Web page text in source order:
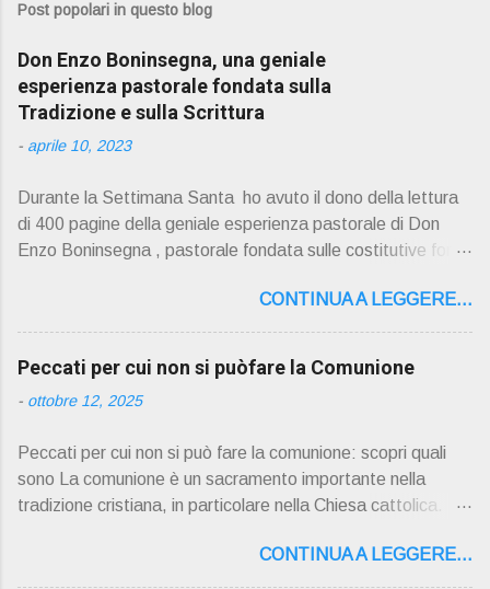
Post popolari in questo blog
Don Enzo Boninsegna, una geniale
esperienza pastorale fondata sulla
Tradizione e sulla Scrittura
- aprile 10, 2023
Durante la Settimana Santa ho avuto il dono della lettura
di 400 pagine della geniale esperienza pastorale di Don
Enzo Boninsegna , pastorale fondata sulle costitutive fon ti
Dio giunta in continuit à ecclesiale a noi per mezzo di Gesù,
degli Apostoli e dei loro successori . Io don Gino Oliosi v
orrei contribuire ad una lettura non pregiudiziale su don
Enzo Boninsegna . Per gli ultimi tempi di vita l'ho scelto
come Confessore. Del suo volume " ERO "CURATO" …
D on Enzo Boninsegna , per ordinazioni Via San Giovanni
Pupatoro,16 – 37134 Verona Tel. 045 8201679 – Cell.
338990 8824 PRESENTAZIONE R icordo che qualche
bellissimo libro di Georges Bernanos , " DIARIO DI UN
CONTINUA A LEGGERE...
Peccati per cui non si puòfare la Comunione
- ottobre 12, 2025
Peccati per cui non si può fare la comunione: scopri quali
sono La comunione è un sacramento importante nella
tradizione cristiana, in particolare nella Chiesa cattolica.
di Cristo sotto forma di pane e vino consacrati. Tuttavia, ci
sono alcuni peccati che impediscono ai fedeli di partecipare
CONTINUA A LEGGERE...